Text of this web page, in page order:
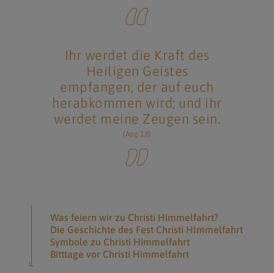
Ihr werdet die Kraft des
Heiligen Geistes
empfangen, der auf euch
herabkommen wird; und ihr
werdet meine Zeugen sein.
(Apg 1,8)
Was feiern wir zu Christi Himmelfahrt?
Die Geschichte des Fest Christi HImmelfahrt
Symbole zu Christi Himmelfahrt
Bitttage vor Christi Himmelfahrt